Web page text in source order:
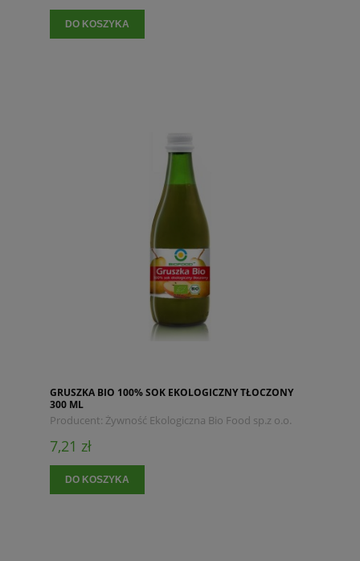
DO KOSZYKA
GRUSZKA BIO 100% SOK EKOLOGICZNY TŁOCZONY
300 ML
Producent: Żywność Ekologiczna Bio Food sp.z o.o.
7,21 zł
DO KOSZYKA